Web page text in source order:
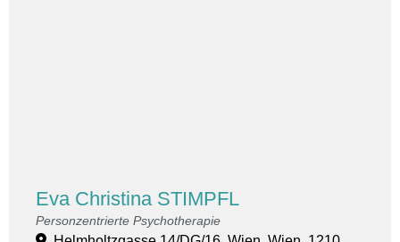
Eva Christina STIMPFL
Personzentrierte Psychotherapie